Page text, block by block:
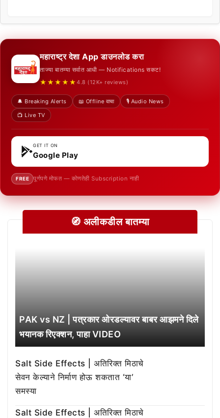
महाराष्ट्र देशा App डाउनलोड करा
ताज्या बातम्या सर्वात आधी — Notifications सकट!
★★★★★ 4.8 (12K+ reviews)
🔔 Breaking Alerts 📖 Offline वाचा
🎙️ Audio News
📺 Live TV
GET IT ON
Google Play
FREE पूर्णपणे मोफत — कोणतेही Subscription नाही
🧭 अलीकडील बातम्या
PAK vs NZ | पत्रकार ओरडल्यावर बाबर आझमने दिले
भयानक रिएक्शन, पाहा VIDEO
Salt Side Effects | अतिरिक्त मिठाचे
सेवन केल्याने निर्माण होऊ शकतात ‘या’
समस्या
Salt Side Effects | अतिरिक्त मिठाचे